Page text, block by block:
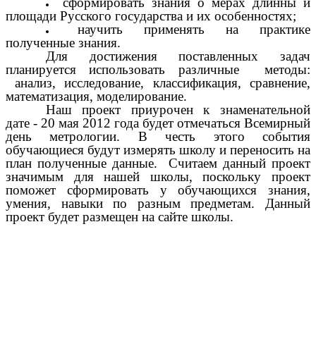
площади Русского государства и их особенностях;
научить применять на практике
полученные знания.
Для достижения поставленных задач
планируется использовать различные методы:
анализ, исследование, классификация, сравнение,
математизация, моделирование.
Наш проект приурочен к знаменательной
дате - 20 мая 2012 года будет отмечаться Всемирный
день метрологии. В честь этого события
обучающиеся будут измерять школу и переносить на
план полученные данные. Считаем данный проект
значимым для нашей школы, поскольку проект
поможет сформировать у обучающихся знания,
умения, навыки по разным предметам. Данный
проект будет размещен на сайте школы.